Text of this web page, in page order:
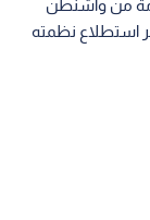
من واشنطن
استطلاع نظمته